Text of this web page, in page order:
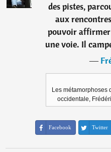
des pistes,
aux
pouvoir affirmer
une voie. Il
―
Les métamorphoses
occidentale,
Facebook Twitter